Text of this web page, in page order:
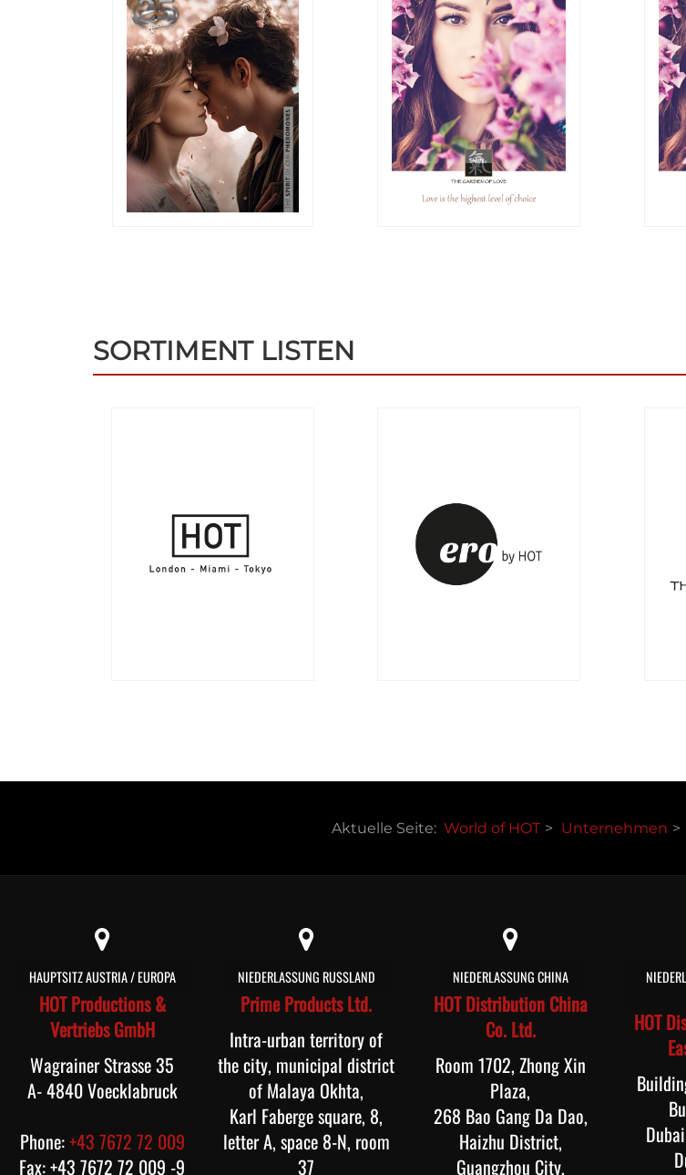
SORTIMENT LISTEN
Aktuelle Seite: World of HOT Unternehmen
HAUPTSITZ AUSTRIA / EUROPA
HOT Productions &
Vertriebs GmbH
Wagrainer Strasse 35
A- 4840 Voecklabruck
Phone:+43 7672 72 009
Fax: +43 7672 72 009 -9
NIEDERLASSUNG RUSSLAND
Prime Products Ltd.
Intra-urban territory of
the city, municipal district
of Malaya Okhta,
Karl Faberge square, 8,
letter A, space 8-N, room
37
NIEDERLASSUNG CHINA
HOT Distribution China
Co. Ltd.
Room 1702, Zhong Xin
Plaza,
268 Bao Gang Da Dao,
Haizhu District,
Guangzhou City,
HOT